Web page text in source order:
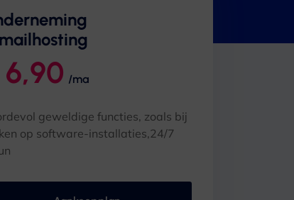
/ma
geweldige functies, zoals bij
op software-installaties,24/7